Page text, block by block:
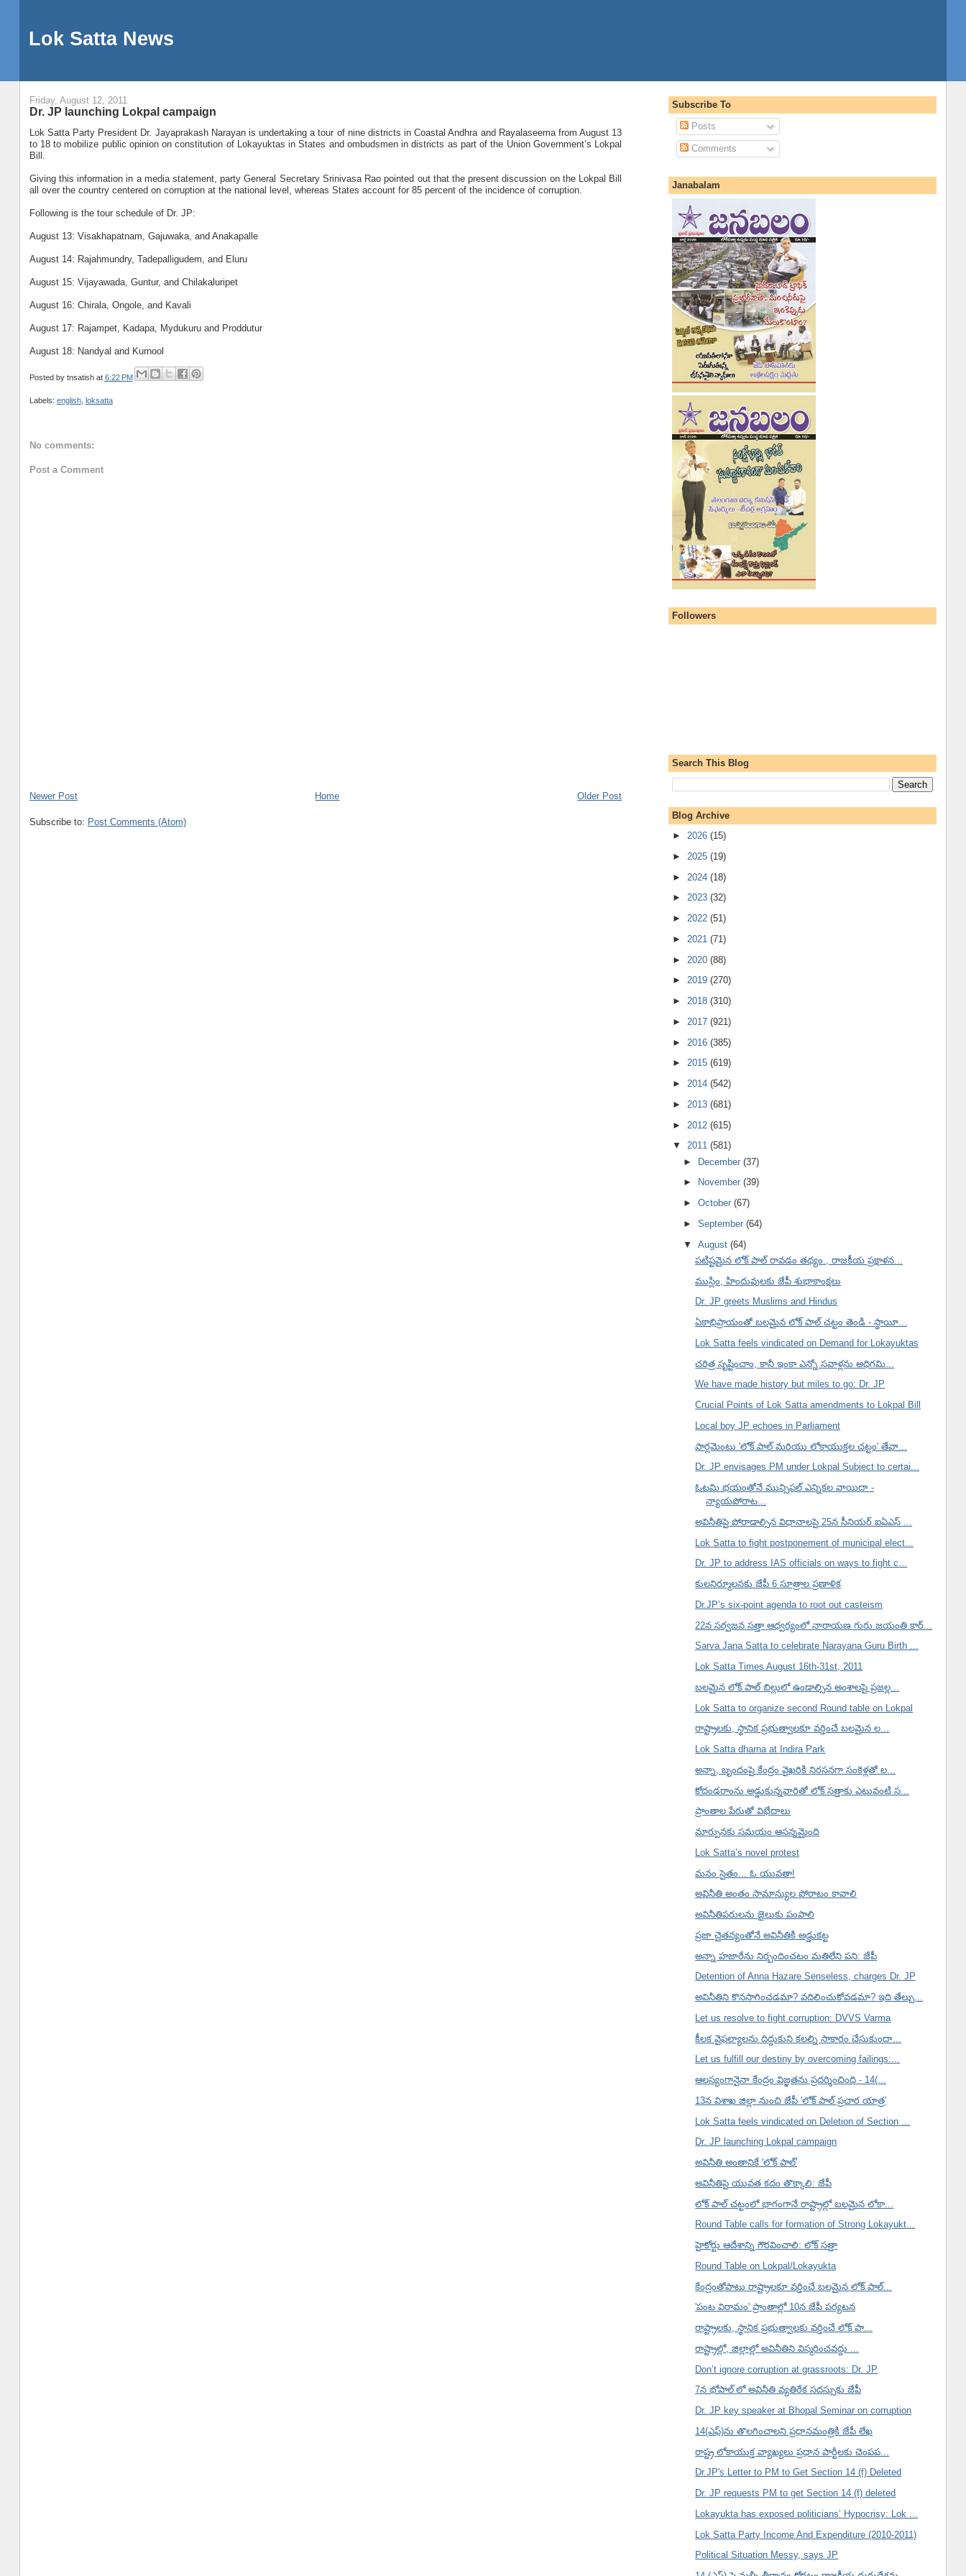
Lok Satta News
Friday, August 12, 2011
Dr. JP launching Lokpal campaign
Lok Satta Party President Dr. Jayaprakash Narayan is undertaking a tour of nine districts in Coastal Andhra and Rayalaseema from August 13
to 18 to mobilize public opinion on constitution of Lokayuktas in States and ombudsmen in districts as part of the Union Government’s Lokpal
Bill.
Giving this information in a media statement, party General Secretary Srinivasa Rao pointed out that the present discussion on the Lokpal Bill
all over the country centered on corruption at the national level, whereas States account for 85 percent of the incidence of corruption.
Following is the tour schedule of Dr. JP:
August 13: Visakhapatnam, Gajuwaka, and Anakapalle
August 14: Rajahmundry, Tadepalligudem, and Eluru
August 15: Vijayawada, Guntur, and Chilakaluripet
August 16: Chirala, Ongole, and Kavali
August 17: Rajampet, Kadapa, Mydukuru and Proddutur
August 18: Nandyal and Kurnool
Posted by tnsatish at 6:22 PM
Labels: english, loksatta
No comments:
Post a Comment
Newer Post Older Post
Home
Subscribe to: Post Comments (Atom)
Subscribe To
Posts
Comments
Janabalam
Followers
Search This Blog
Blog Archive
► 2026 (15)
► 2025 (19)
► 2024 (18)
► 2023 (32)
► 2022 (51)
► 2021 (71)
► 2020 (88)
► 2019 (270)
► 2018 (310)
► 2017 (921)
► 2016 (385)
► 2015 (619)
► 2014 (542)
► 2013 (681)
► 2012 (615)
▼ 2011 (581)
► December(37)
►
November(39)
►October(67)
►September(64)
▼August(64)
పటిష్టమైన లోక్ పాల్ రావడం తథ్యం., రాజకీయ ప్రక్షాళన...
ముస్లిం, హిందువులకు జేపీ శుభాకాంక్షలు
Dr. JP greets Muslims and Hindus
ఏకాభిప్రాయంతో బలమైన లోక్ పాల్ చట్టం తెండి - స్థాయీ...
Lok Satta feels vindicated on Demand for Lokayuktas
చరిత్ర సృష్టించాం, కానీ ఇంకా ఎన్నో సవాళ్లను అధిగమి...
We have made history but miles to go: Dr. JP
Crucial Points of Lok Satta amendments to Lokpal Bill
Local boy JP echoes in Parliament
పార్లమెంటు 'లోక్ పాల్ మరియు లోకాయుక్తల చట్టం' తేవా...
Dr. JP envisages PM under Lokpal Subject to certai...
ఓటమి భయంతోనే మున్సిపల్ ఎన్నికల వాయిదా -
న్యాయపోరాట...
అవినీతిపై పోరాడాల్సిన విధానాలపై 25న సీనియర్ ఐఏఎస్ ...
Lok Satta to fight postponement of municipal elect...
Dr. JP to address IAS officials on ways to fight c...
కులనిర్మూలనకు జేపీ 6 సూత్రాల ప్రణాళిక
Dr.JP’s six-point agenda to root out casteism
22న సర్వజన సత్తా ఆధ్వర్యంలో నారాయణ గురు జయంతి కార్...
Sarva Jana Satta to celebrate Narayana Guru Birth ...
Lok Satta Times August 16th-31st, 2011
బలమైన లోక్ పాల్ బిల్లులో ఉండాల్సిన అంశాలపై ప్రజల్ల...
Lok Satta to organize second Round table on Lokpal
రాష్ట్రాలకు, స్థానిక ప్రభుత్వాలకూ వర్తించే బలమైన ల...
Lok Satta dharna at Indira Park
అన్నా, బృందంపై కేంద్రం వైఖరికి నిరసనగా సంకెళ్లతో ల...
కోదండరాంను అడ్డుకున్నవారితో లోక్ సత్తాకు ఎటువంటి స...
ప్రాంతాల పేరుతో విభేదాలు
మార్పునకు సమయం ఆసన్నమైంది
Lok Satta’s novel protest
మనం సైతం... ఓ యువతా!
అవినీతి అంతం సామాన్యుల పోరాటం కావాలి
అవినీతిపరులను జైలుకు పంపాలి
ప్రజా చైతన్యంతోనే అవినీతికి అడ్డుకట్ట
అన్నా హజారేను నిర్బందించటం మతిలేని పని: జేపీ
Detention of Anna Hazare Senseless, charges Dr. JP
అవినీతిని కొనసాగించడమా? వదిలించుకోవడమా? ఇది తేల్చు...
Let us resolve to fight corruption: DVVS Varma
కీలక వైఫల్యాలను దిద్దుకుని కలల్ని సాకారం చేసుకుందా...
Let us fulfill our destiny by overcoming failings:...
ఆలస్యంగానైనా కేంద్రం విజ్ఞతను ప్రదర్శించింది - 14(...
13న విశాఖ జిల్లా నుంచి జేపీ 'లోక్ పాల్ ప్రచార యాత్ర'
Lok Satta feels vindicated on Deletion of Section ...
Dr. JP launching Lokpal campaign
అవినీతి అంతానికే 'లోక్ పాల్'
అవినీతిపై యువత కదం తొక్కాలి: జేపీ
లోక్ పాల్ చట్టంలో భాగంగానే రాష్ట్రాల్లో బలమైన లోకా...
Round Table calls for formation of Strong Lokayukt...
హైకోర్టు ఆదేశాన్ని గౌరవించాలి: లోక్ సత్తా
Round Table on Lokpal/Lokayukta
కేంద్రంతోపాటు రాష్ట్రాలకూ వర్తించే బలమైన లోక్ పాల్...
'పంట విరామం' ప్రాంతాల్లో 10న జేపీ పర్యటన
రాష్ట్రాలకు, స్థానిక ప్రభుత్వాలకు వర్తించే లోక్ పా...
రాష్ట్రాల్లో, జిల్లాల్లో అవినీతిని విస్మరించవద్దు ...
Don’t ignore corruption at grassroots: Dr. JP
7న భోపాల్ లో అవినీతి వ్యతిరేక సదస్సుకు జేపీ
Dr. JP key speaker at Bhopal Seminar on corruption
14(ఎఫ్)ను తొలగించాలని ప్రధానమంత్రికి జేపీ లేఖ
రాష్ట్ర లోకాయుక్త వ్యాఖ్యలు ప్రధాన పార్టీలకు చెంపప...
Dr.JP's Letter to PM to Get Section 14 (f) Deleted
Dr. JP requests PM to get Section 14 (f) deleted
Lokayukta has exposed politicians’ Hypocrisy: Lok ...
Lok Satta Party Income And Expenditure (2010-2011)
Political Situation Messy, says JP